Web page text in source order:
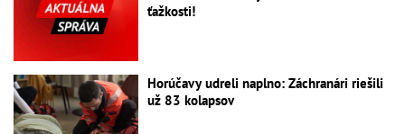
ťažkosti!
Horúčavy udreli naplno: Záchranári riešili
už 83 kolapsov